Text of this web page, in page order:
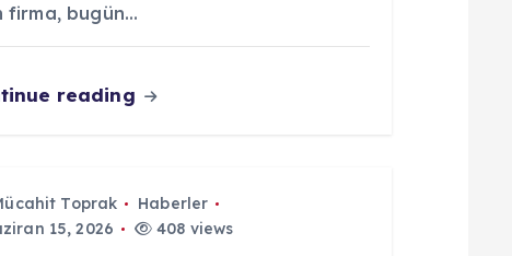
firma, bugün…
reading
Toprak
Haberler
15, 2026
408 views